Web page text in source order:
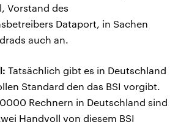
Vorstand des
Dataport, in Sachen
auch an.
Tatsächlich gibt es in Deutschland
Standard den das BSI vorgibt.
Rechnern in Deutschland sind
Handvoll von diesem BSI